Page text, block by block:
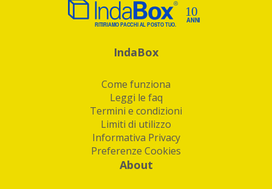
IndaBox
Come funziona
Leggi le faq
Termini e condizioni
Limiti di utilizzo
Informativa Privacy
Preferenze Cookies
About